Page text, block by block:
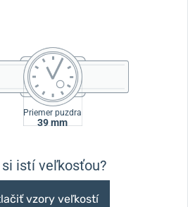
Priemer puzdra
39 mm
istí veľkosťou?
vzory veľkostí